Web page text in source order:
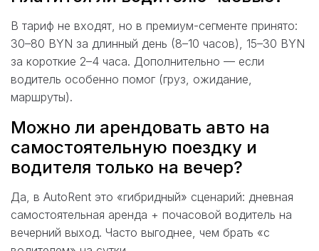
В тариф не входят, но в премиум-сегменте принято:
30–80 BYN за длинный день (8–10 часов), 15–30 BYN
за короткие 2–4 часа. Дополнительно — если
водитель особенно помог (груз, ожидание,
маршруты).
Можно ли арендовать авто на
самостоятельную поездку и
водителя только на вечер?
Да, в AutoRent это «гибридный» сценарий: дневная
самостоятельная аренда + почасовой водитель на
вечерний выход. Часто выгоднее, чем брать «с